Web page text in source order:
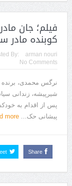
فیلم؛ جان
کوبنده مادر
By: arman nouri
No Comments
نرگس محمدی، برنده
شیرپیشه، زندانی
پس از اقدام به
پیشانی حک... more
Share